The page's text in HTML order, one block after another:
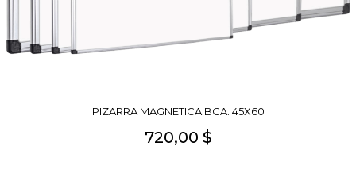
PIZARRA MAGNETICA BCA. 45X60
720,00 $